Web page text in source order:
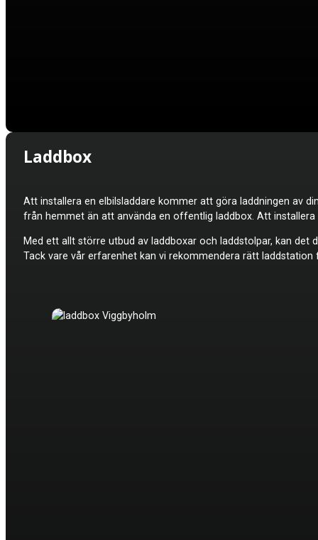
Laddbox
Att installera en elbilsladdare kommer att göra laddningen av
från hemmet än att använda en offentlig laddbox. Att
Med ett allt större utbud av laddboxar och laddstolpar, kan
Tack vare vår erfarenhet kan vi rekommendera rätt